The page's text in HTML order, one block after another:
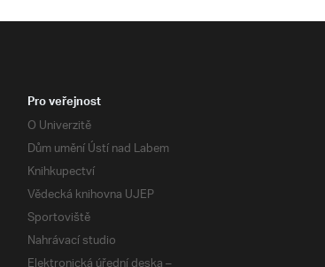
Pro veřejnost
O Univerzitě
Dům umění Ústí nad Labem
Knihkupectví
Vědecká knihovna UJEP
Sportoviště
Nahrávací studio